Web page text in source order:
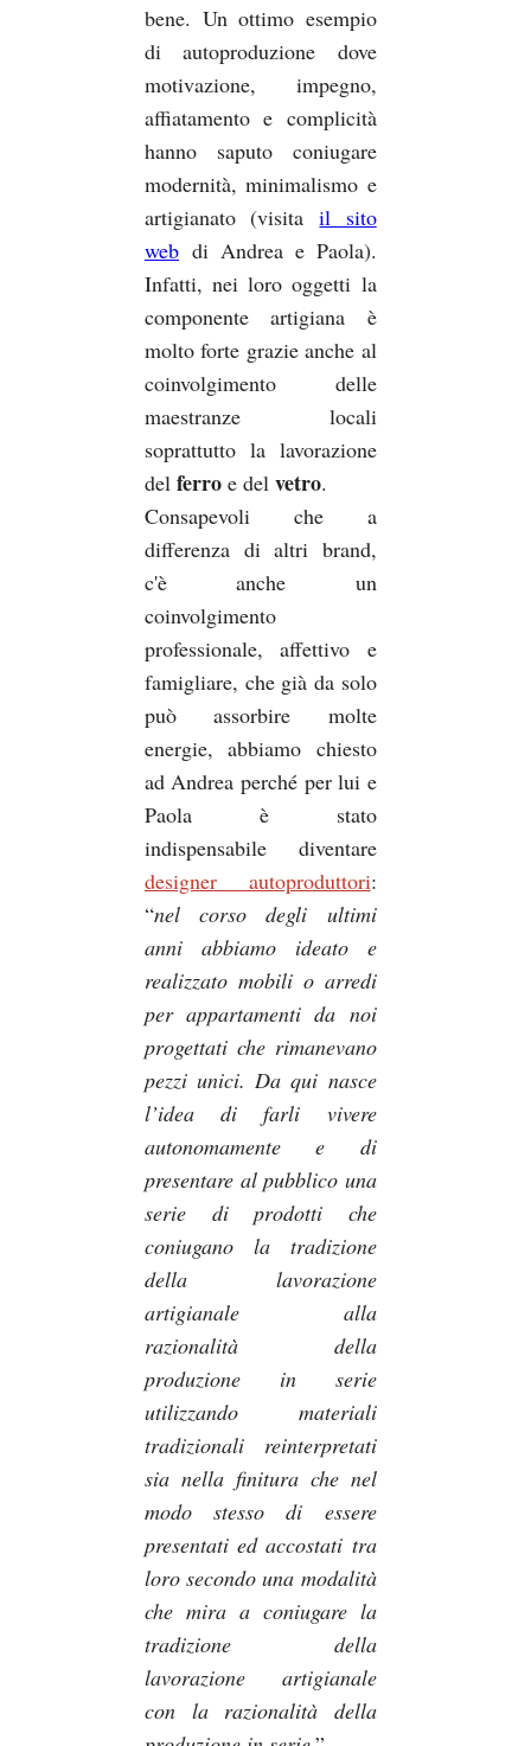
bene. Un ottimo esempio
di autoproduzione dove
motivazione, impegno,
affiatamento e complicità
hanno saputo coniugare
modernità, minimalismo e
artigianato (visitail sito
webdi Andrea e Paola).
Infatti, nei loro oggetti la
componente artigiana è
molto forte grazie anche al
coinvolgimento delle
maestranze locali
soprattutto la lavorazione
del ferroe delvetro.
Consapevoli che a
differenza di altri brand,
c'è anche un
coinvolgimento
professionale, affettivo e
famigliare, che già da solo
può assorbire molte
energie, abbiamo chiesto
ad Andrea perché per lui e
Paola è stato
indispensabile diventare
designer autoproduttori:
“nel corso degli ultimi
anni abbiamo ideato e
realizzato mobili o arredi
per appartamenti da noi
progettati che rimanevano
pezzi unici. Da qui nasce
l’idea di farli vivere
autonomamente e di
presentare al pubblico una
serie di prodotti che
coniugano la tradizione
della lavorazione
artigianale alla
razionalità della
produzione in serie
utilizzando materiali
tradizionali reinterpretati
sia nella finitura che nel
modo stesso di essere
presentati ed accostati tra
loro secondo una modalità
che mira a coniugare la
tradizione della
lavorazione artigianale
con la razionalità della